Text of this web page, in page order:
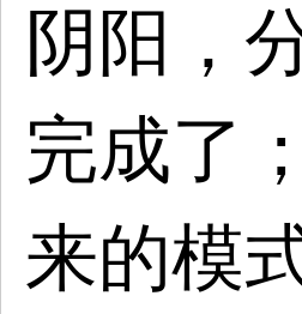
阴阳，
完成了
来的模